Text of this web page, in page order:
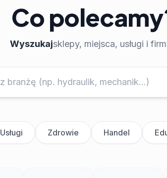
Co
Wyszukajsklepy, miejsca, usługi i
Usługi Zdrowie Handel